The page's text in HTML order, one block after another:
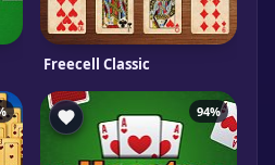
Freecell Classic
94%